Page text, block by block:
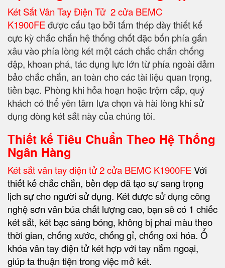
Két Sắt Vân Tay Điện Tử 2 cửa BEMC
K1900FEđược cấu tạo bởi tấm thép dày thiết kế
cực kỳ chắc chắn hệ thống chốt đặc bốn phía gắn
xâu vào phía lòng két một cách chắc chắn chống
đập, khoan phá, tác dụng lực lớn từ phía ngoài đảm
bảo chắc chắn, an toàn cho các tài liệu quan trọng,
tiền bạc. Phòng khi hỏa hoạn hoặc trộm cắp, quý
khách có thể yên tâm lựa chọn và hài lòng khi sử
dụng dòng két sắt này của chúng tôi.
Thiết kế Tiêu Chuẩn Theo Hệ Thống
Ngân Hàng
Két sắt vân tay điện tử 2 cửa BEMC K1900FEVới
thiết kế chắc chắn, bền đẹp đã tạo sự sang trọng
lịch sự cho người sử dụng. Két được sử dụng công
nghệ sơn vân búa chất lượng cao, bạn sẽ có 1 chiếc
két sắt, két bạc sáng bóng, không bị phai màu theo
thời gian, chống xước, chống gỉ, chống oxi hóa. Ổ
khóa vân tay điện tử két hợp với tay nắm ngoại,
giúp ta thuận tiện trong việc mở két.